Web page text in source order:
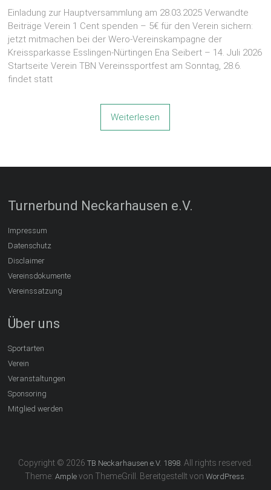
Einladung zur Hauptversammlung am 28.03.2025 Verwandte
Beiträge Verein 1 Cent spenden – 5€ für den Verein sichern:
jetzt mitmachen bei der Wero-Vereinskampagne der
Kreissparkasse Esslingen-Nürtingen Ena Seibert – 14. Juli 2026
Startseite Verein TBN Vereinssportfest am Sonntag, 28.6.
findet statt
Weiterlesen
Turnerbund Neckarhausen e.V.
Impressum
Datenschutz
Disclaimer
Vereinsdokumente
Vereinssatzung
Über uns
Sportarten
Verein
Veranstaltungen
Sponsoring
Mitglied werden
Copyright © 2026 TB Neckarhausen e.V. 1898. All rights reserved.
Theme: Amplevon ThemeGrill. Bereitgestellt von WordPress